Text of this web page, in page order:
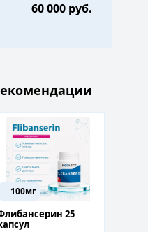
100мг
25